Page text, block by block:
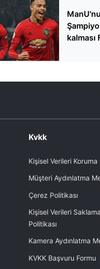
kalması
Kvkk
Kişisel Verileri Koruma
Müşteri Aydınlatma
Çerez Politikası
Kişisel Verileri
Politikası
Kamera Aydınlatma
KVKK Başvuru Formu